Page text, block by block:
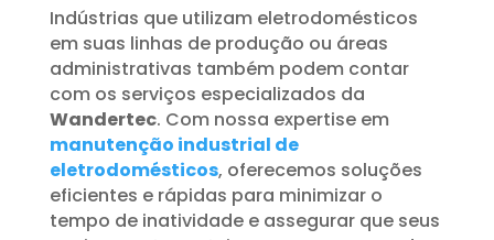
Indústrias que utilizam eletrodomésticos
em suas linhas de produção ou áreas
administrativas também podem contar
com os serviços especializados da
Wandertec. Com nossa expertise em
manutenção industrial de
eletrodomésticos, oferecemos soluções
eficientes e rápidas para minimizar o
tempo de inatividade e assegurar que seus